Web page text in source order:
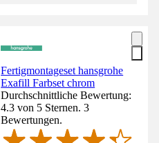
Fertigmontageset hansgrohe
Exafill Farbset chrom
Durchschnittliche Bewertung:
4.3 von 5 Sternen. 3
Bewertungen.